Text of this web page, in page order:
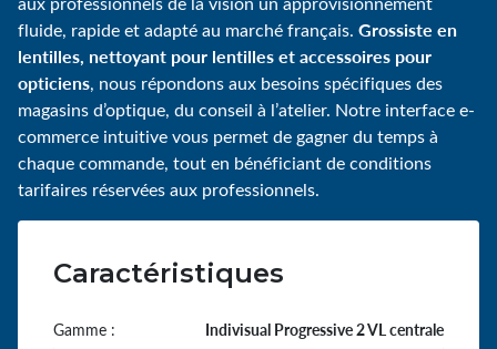
fluide, rapide et adapté au marché français. Grossiste en
lentilles, nettoyant pour lentilles et accessoires pour
opticiens, nous répondons aux besoins spécifiques des
magasins d’optique, du conseil à l’atelier. Notre interface e-
commerce intuitive vous permet de gagner du temps à
chaque commande, tout en bénéficiant de conditions
tarifaires réservées aux professionnels.
Caractéristiques
Gamme : Indivisual Progressive 2 VL centrale